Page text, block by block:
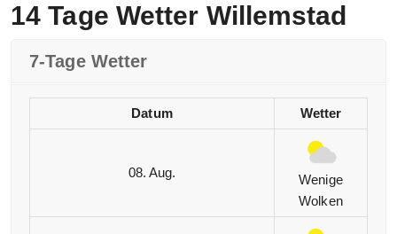
14 Tage Wetter Willemstad
7-Tage Wetter
Datum Wetter
08. Aug.
Wenige
Wolken